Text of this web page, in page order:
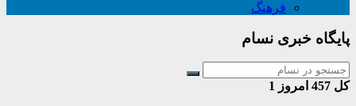
فرهنگ
پایگاه خبری نسام
کل امروز 1